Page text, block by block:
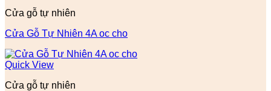
Cửa gỗ tự nhiên
Cửa Gỗ Tự Nhiên 4A oc cho
Quick View
Cửa gỗ tự nhiên